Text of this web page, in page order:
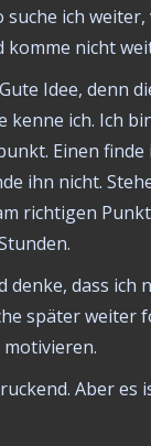
suche ich
komme nicht
Idee, denn
kenne ich. Ich
Einen finde
ihn nicht.
richtigen
denke, dass ich
später weiter
Aber es